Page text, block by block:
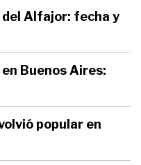
Alfajor: fecha y
Buenos Aires:
popular en